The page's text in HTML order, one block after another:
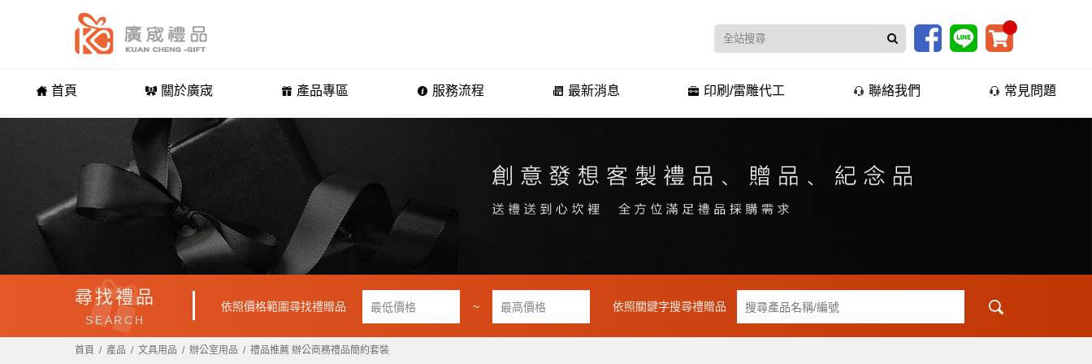
首頁 關於廣宬 產品專區 服務流程 最新消息 印刷/雷雕代工 聯絡我們 常見問題
尋找禮品
SEARCH
依照價格範圍尋找禮贈品 ~ 依照關鍵字搜尋禮贈品
首頁 產品 文具用品 辦公室用品 禮品推薦 辦公商務禮品簡約套裝